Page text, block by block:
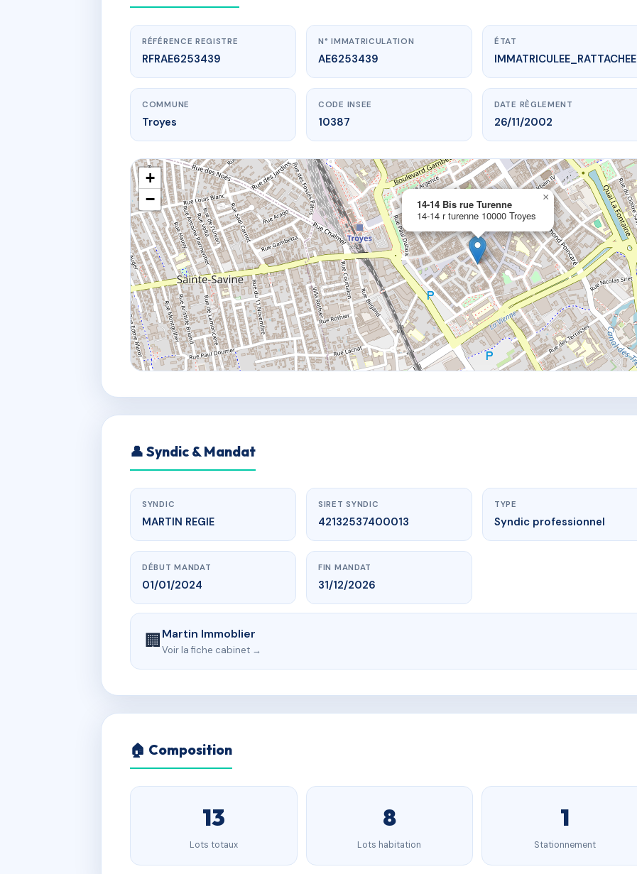
www.vme.plus/AE6253439
14-14 Bis rue Turenne
14-14 r turenne10000 Troyes
RÉFÉRENCE REGISTRE
RFRAE6253439
N° IMMATRICULATION
AE6253439
ÉTAT
IMMATRICULEE_RATTACHEE
COMMUNE
Troyes
CODE INSEE
10387
DATE RÈGLEMENT
26/11/2002
14-14 Bis rue Turenne
14-14 r turenne 10000 Troyes
×
+
−
👤 Syndic & Mandat
SYNDIC
MARTIN REGIE
SIRET SYNDIC
42132537400013
TYPE
Syndic professionnel
DÉBUT MANDAT
01/01/2024
FIN MANDAT
31/12/2026
🏢Martin Immoblier
Voir la fiche cabinet →
🏠 Composition
13
Lots totaux
8
Lots habitation
1
Stationnement